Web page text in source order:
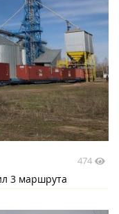
474
3 маршрута